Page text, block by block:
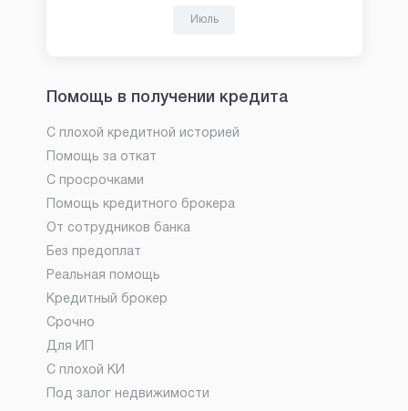
Июль
Помощь в получении кредита
С плохой кредитной историей
Помощь за откат
С просрочками
Помощь кредитного брокера
От сотрудников банка
Без предоплат
Реальная помощь
Кредитный брокер
Срочно
Для ИП
С плохой КИ
Под залог недвижимости